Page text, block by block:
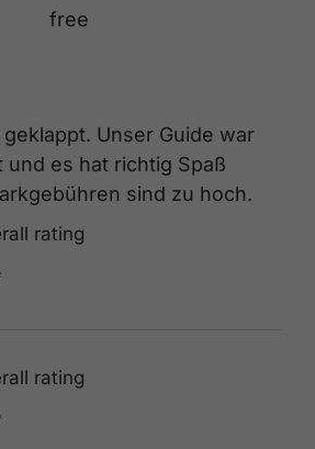
free
Unser Guide war
und es hat richtig Spaß
sind zu hoch.
rating
rating